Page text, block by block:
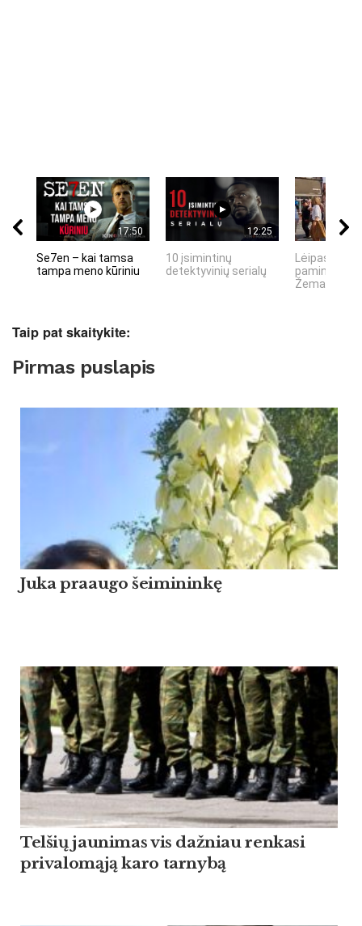
17:50
Se7en – kai tamsa
tampa meno kūriniu
12:25
10 įsimintinų
detektyvinių serialų
Lėipas 13
paminiejuom
Žemaitiu
Taip pat skaitykite:
Pirmas puslapis
Ju­ka praau­go šei­mi­ninkę
Tel­šių jau­ni­mas vis daž­niau ren­ka­si
pri­va­lomąją ka­ro tar­nybą